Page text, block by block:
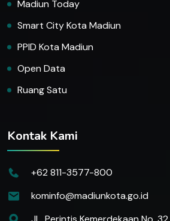
Madiun Today
Smart City Kota Madiun
PPID Kota Madiun
Open Data
Ruang Satu
Kontak Kami
+62 811-3577-800
kominfo@madiunkota.go.id